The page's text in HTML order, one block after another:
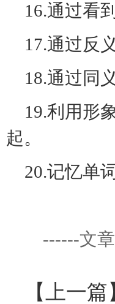
16.通过看
17.通过反
18.通过同
19.利用形
起。
20.记忆单
------文
【上一篇